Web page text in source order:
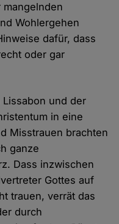
Wohlergehen
dafür, dass
oder gar
und der
in eine
Misstrauen brachten
ganze
Dass inzwischen
Gottes auf
trauen, verrät das
durch